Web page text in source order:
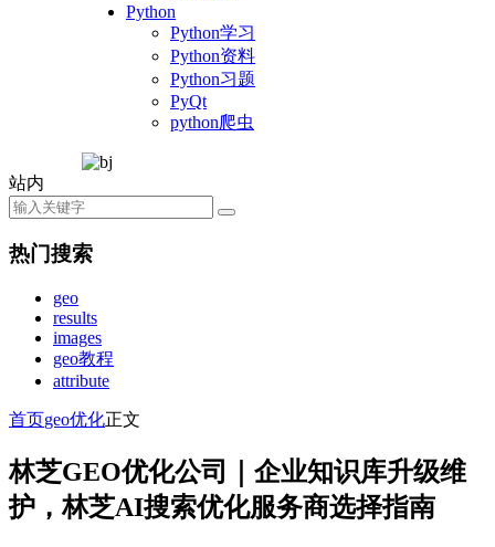
Python
Python学习
Python资料
Python习题
PyQt
python爬虫
站内
热门搜索
geo
results
images
geo教程
attribute
首页geo优化正文
林芝GEO优化公司｜企业知识库升级维
护，林芝AI搜索优化服务商选择指南